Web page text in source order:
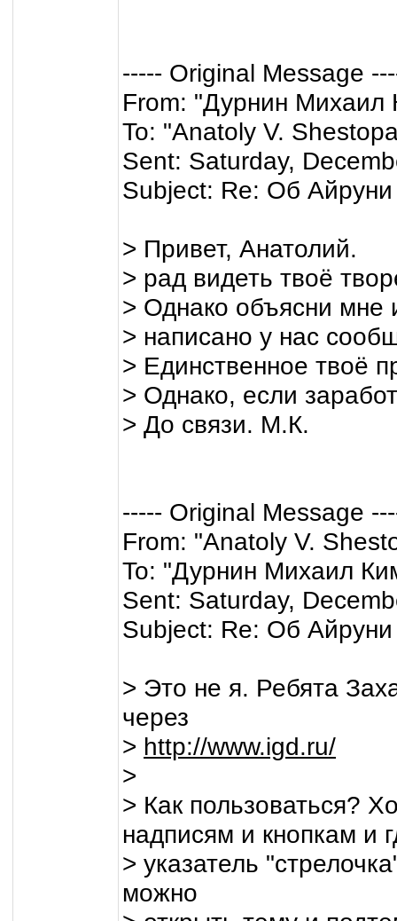
----- Original Message
From: "Дурнин Михаил
To: "Anatoly V.
Sent: Saturday,
Subject: Re: Об
> Привет, Анатолий.
> рад видеть твоё
> Однако объясни мне
> написано у нас
> Единственное твоё
> Однако, если
> До связи. М.К.
----- Original Message
From: "Anatoly V.
To: "Дурнин Михаил
Sent: Saturday,
Subject: Re: Об
> Это не я. Ребята
через
> http://www.igd.ru/
>
> Как пользоваться?
надписям и кнопкам и
> указатель
можно